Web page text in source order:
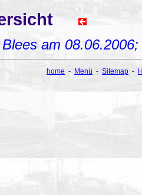
am
home - Menü - Sitemap -